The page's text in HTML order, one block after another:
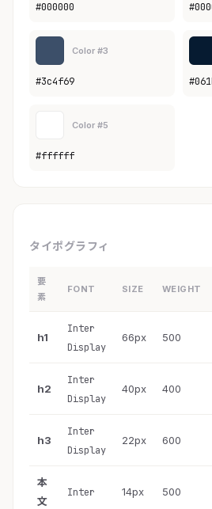
#000000
Color #3
#3c4f69
Color #5
#ffffff
タイポグラフィ
要
素
FONT SIZE WEIGHT
h1
Inter
Display
66px 500
h2
Inter
Display
40px 400
h3
Inter
Display
22px 600
本
文
Inter 14px 500